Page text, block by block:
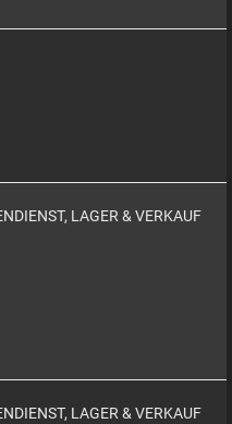
LAGER & VERKAUF
LAGER & VERKAUF